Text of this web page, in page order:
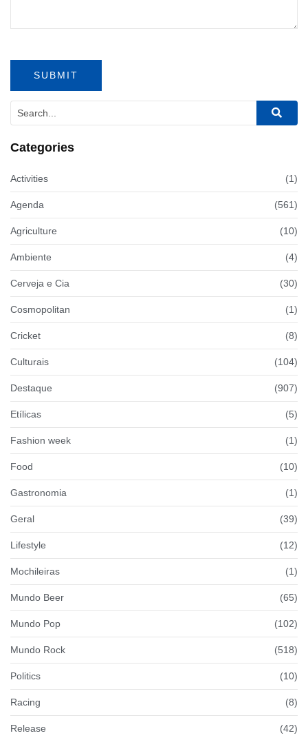
Categories
Activities (1)
Agenda (561)
Agriculture (10)
Ambiente (4)
Cerveja e Cia (30)
Cosmopolitan (1)
Cricket (8)
Culturais (104)
Destaque (907)
Etílicas (5)
Fashion week (1)
Food (10)
Gastronomia (1)
Geral (39)
Lifestyle (12)
Mochileiras (1)
Mundo Beer (65)
Mundo Pop (102)
Mundo Rock (518)
Politics (10)
Racing (8)
Release (42)